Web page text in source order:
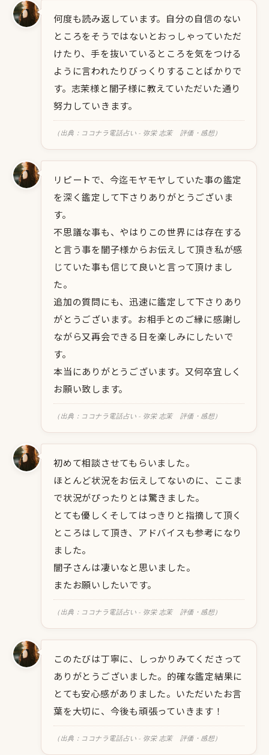
何度も読み返しています。自分の自信のない
ところをそうではないとおっしゃっていただ
けたり、手を抜いているところを気をつける
ように言われたりびっくりすることばかりで
す。志茉様と闇子様に教えていただいた通り
努力していきます。
（出典：ココナラ電話占い - 弥栄 志茉 評価・感想）
リピートで、今迄モヤモヤしていた事の鑑定
を深く鑑定して下さりありがとうございま
す。
不思議な事も、やはりこの世界には存在する
と言う事を闇子様からお伝えして頂き私が感
じていた事も信じて良いと言って頂けまし
た。
追加の質問にも、迅速に鑑定して下さりあり
がとうございます。お相手とのご縁に感謝し
ながら又再会できる日を楽しみにしたいで
す。
本当にありがとうございます。又何卒宜しく
お願い致します。
（出典：ココナラ電話占い - 弥栄 志茉 評価・感想）
初めて相談させてもらいました。
ほとんど状況をお伝えしてないのに、ここま
で状況がぴったりとは驚きました。
とても優しくそしてはっきりと指摘して頂く
ところはして頂き、アドバイスも参考になり
ました。
闇子さんは凄いなと思いました。
またお願いしたいです。
（出典：ココナラ電話占い - 弥栄 志茉 評価・感想）
このたびは丁寧に、しっかりみてくださって
ありがとうございました。的確な鑑定結果に
とても安心感がありました。いただいたお言
葉を大切に、今後も頑張っていきます！
（出典：ココナラ電話占い - 弥栄 志茉 評価・感想）